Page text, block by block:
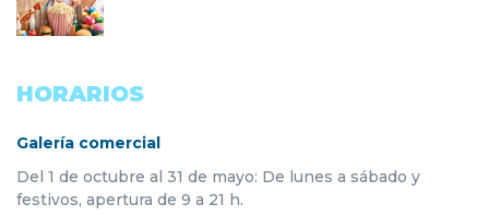
HORARIOS
Galería comercial
Del 1 de octubre al 31 de mayo: De lunes a sábado y
festivos, apertura de 9 a 21 h.